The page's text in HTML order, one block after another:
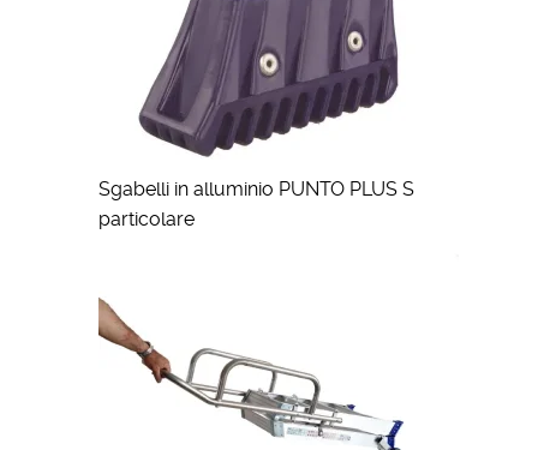
Sgabelli in alluminio PUNTO PLUS S
particolare